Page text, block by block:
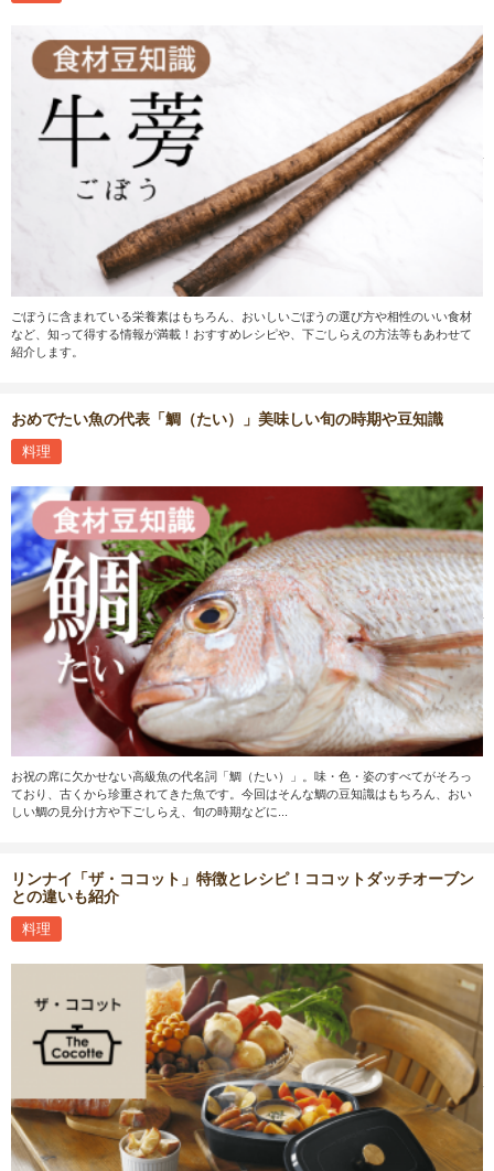
ごぼうに含まれている栄養素はもちろん、おいしいごぼうの選び方や相性のいい食材
など、知って得する情報が満載！おすすめレシピや、下ごしらえの方法等もあわせて
紹介します。
おめでたい魚の代表「鯛（たい）」美味しい旬の時期や豆知識
料理
お祝の席に欠かせない高級魚の代名詞「鯛（たい）」。味・色・姿のすべてがそろっ
ており、古くから珍重されてきた魚です。今回はそんな鯛の豆知識はもちろん、おい
しい鯛の見分け方や下ごしらえ、旬の時期などに...
リンナイ「ザ・ココット」特徴とレシピ！ココットダッチオーブン
との違いも紹介
料理